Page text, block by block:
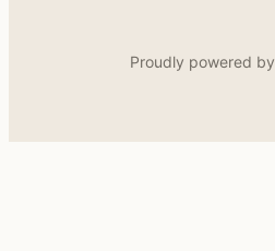
Proudly powered by